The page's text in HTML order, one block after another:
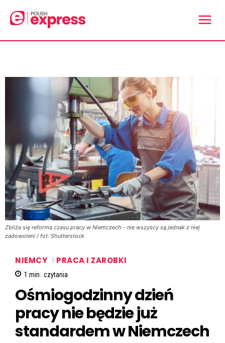
Zbliża się reforma czasu pracy w Niemczech - nie wszyscy są jednak z niej
zadowoleni / fot. Shutterstock
NIEMCY PRACA I ZAROBKI
1 min. czytania
Ośmiogodzinny dzień
pracy nie będzie już
standardem w Niemczech